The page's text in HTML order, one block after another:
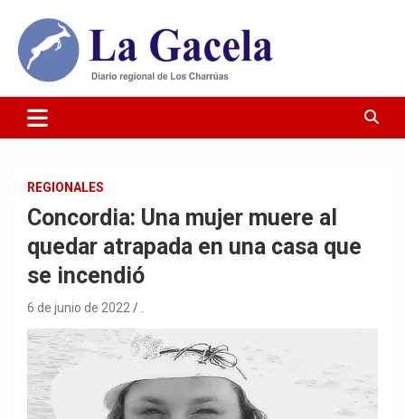
contenido
Diario La Gacela
REGIONALES
Concordia: Una mujer muere al
quedar atrapada en una casa que
se incendió
6 de junio de 2022